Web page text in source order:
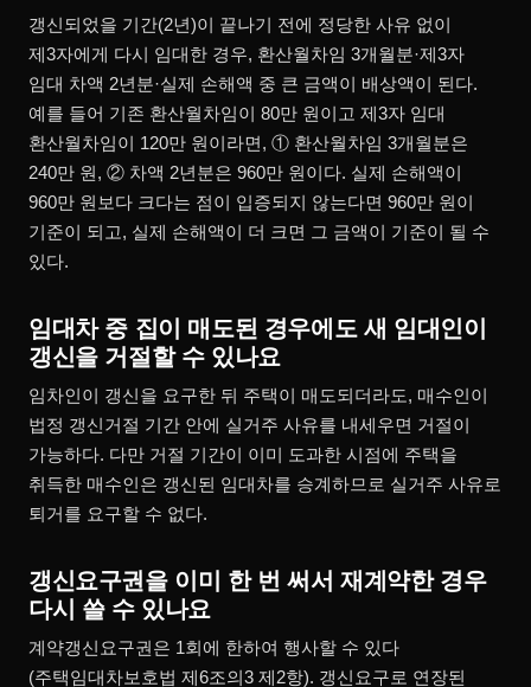
갱신되었을 기간(2년)이 끝나기 전에 정당한 사유 없이
제3자에게 다시 임대한 경우, 환산월차임 3개월분·제3자
임대 차액 2년분·실제 손해액 중 큰 금액이 배상액이 된다.
예를 들어 기존 환산월차임이 80만 원이고 제3자 임대
환산월차임이 120만 원이라면, ① 환산월차임 3개월분은
240만 원, ② 차액 2년분은 960만 원이다. 실제 손해액이
960만 원보다 크다는 점이 입증되지 않는다면 960만 원이
기준이 되고, 실제 손해액이 더 크면 그 금액이 기준이 될 수
있다.
임대차 중 집이 매도된 경우에도 새 임대인이
갱신을 거절할 수 있나요
임차인이 갱신을 요구한 뒤 주택이 매도되더라도, 매수인이
법정 갱신거절 기간 안에 실거주 사유를 내세우면 거절이
가능하다. 다만 거절 기간이 이미 도과한 시점에 주택을
취득한 매수인은 갱신된 임대차를 승계하므로 실거주 사유로
퇴거를 요구할 수 없다.
갱신요구권을 이미 한 번 써서 재계약한 경우
다시 쓸 수 있나요
계약갱신요구권은 1회에 한하여 행사할 수 있다
(주택임대차보호법 제6조의3 제2항). 갱신요구로 연장된